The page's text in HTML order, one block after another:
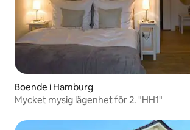
Boende i Hamburg
Mycket mysig lägenhet för 2. "HH1"